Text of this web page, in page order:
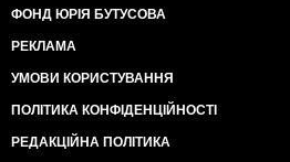
ФОНД ЮРІЯ БУТУСОВА
РЕКЛАМА
УМОВИ КОРИСТУВАННЯ
ПОЛІТИКА КОНФІДЕНЦІЙНОСТІ
РЕДАКЦІЙНА ПОЛІТИКА